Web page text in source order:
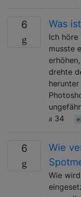
6 Was
Ich höre
musste
drehte
34
6
Wie
Wie